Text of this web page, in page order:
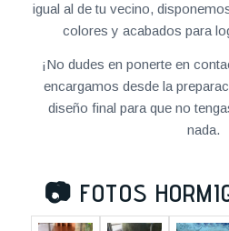
igual al de tu vecino,
colores y acabados para
¡No dudes en ponerte en
encargamos desde la
diseño final para que no
nada.
📷 FOTOS